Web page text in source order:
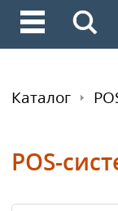
Каталог
POS-